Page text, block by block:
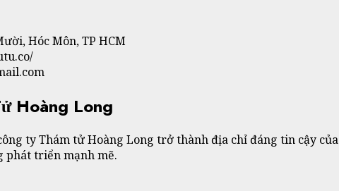
Hóc Môn, TP HCM
Hoàng Long
ty Thám tử Hoàng Long trở thành địa chỉ đáng tin cậy
phát triển mạnh mẽ.